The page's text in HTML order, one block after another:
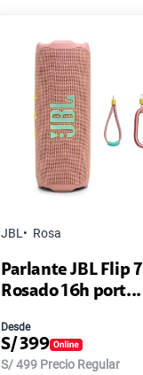
JBL Rosa
Parlante JBL Flip 7
Rosado 16h port...
Desde
S/ 399
S/499 Precio Regular